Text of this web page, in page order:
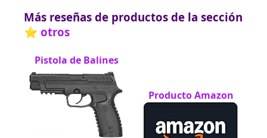
Más reseñas de productos de la sección
⭐ otros
Pistola de Balines
Producto Amazon